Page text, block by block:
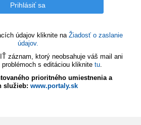
údajov kliknite na Žiadosť o zaslanie
údajov.
záznam, ktorý neobsahuje váš mail ani
problémoch s editáciou kliknite tu.
prioritného umiestnenia a
služieb: www.portaly.sk